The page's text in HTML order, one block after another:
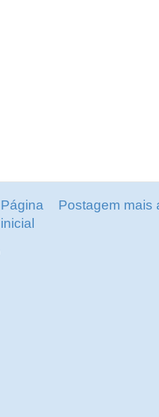
Postagem mais
Página
inicial